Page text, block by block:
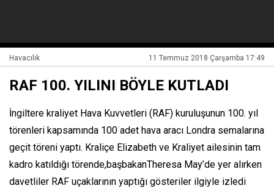
Havacılık 11 Temmuz 2018 Çarşamba 17:49
RAF 100. YILINI BÖYLE KUTLADI
İngiltere kraliyet Hava Kuvvetleri (RAF) kuruluşunun 100. yıl
törenleri kapsamında 100 adet hava aracı Londra semalarına
geçit töreni yaptı. Kraliçe Elizabeth ve Kraliyet ailesinin tam
kadro katıldığı törende,başbakanTheresa May’de yer alırken
davetliler RAF uçaklarının yaptığı gösteriler ilgiyle izledi